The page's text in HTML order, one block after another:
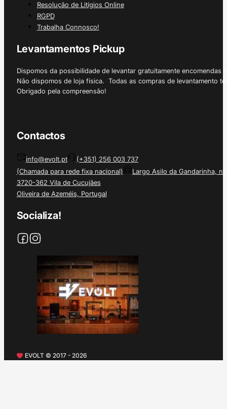
Resolução de Litígios Online
RGPD
Trabalha Connosco!
Levantamentos Pickup
Dispomos da possibilidade de levantar gratuitamente
Não dispomos de loja física. Todas as compras de levantamento
Obrigado pela compreensão!
Contactos
info@evolt.pt
(+351) 256 003 737
(Chamada para rede fixa nacional)
Largo Asilo da Gandarinha, nº
3720-362 Vila de Cucujães
Oliveira de Azeméis, Portugal
Socializa!
EVOLT © 2017 - 2026